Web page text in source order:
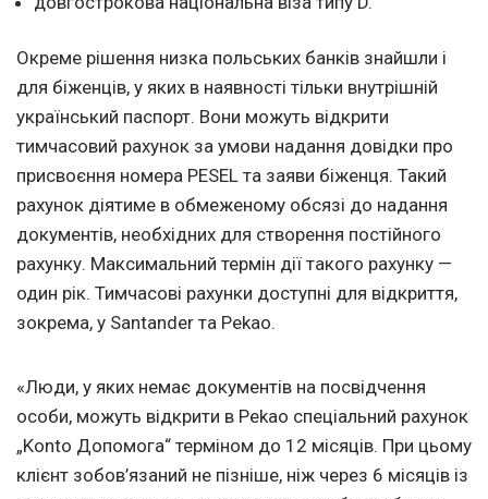
Окреме рішення низка польських банків знайшли і
для біженців, у яких в наявності тільки внутрішній
український паспорт. Вони можуть відкрити
тимчасовий рахунок за умови надання довідки про
присвоєння номера PESEL та заяви біженця. Такий
рахунок діятиме в обмеженому обсязі до надання
документів, необхідних для створення постійного
рахунку. Максимальний термін дії такого рахунку —
один рік. Тимчасові рахунки доступні для відкриття,
зокрема, у Santander та Pekao.
«Люди, у яких немає документів на посвідчення
особи, можуть відкрити в Pekao спеціальний рахунок
„Konto Допомога“ терміном до 12 місяців. При цьому
клієнт зобов’язаний не пізніше, ніж через 6 місяців із